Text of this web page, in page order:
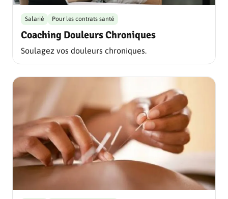
Coaching Douleurs Chroniques
Salarié Pour les contrats santé
Soulagez vos douleurs chroniques.